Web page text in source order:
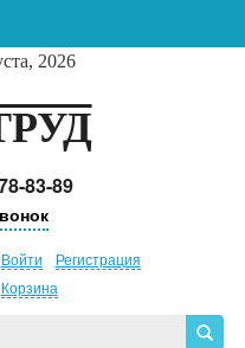
2026
83-89
Войти
Регистрация
Корзина